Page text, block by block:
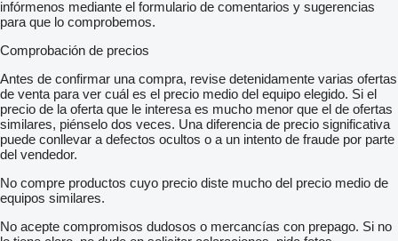
infórmenos mediante el formulario de comentarios y sugerencias
para que lo comprobemos.
Comprobación de precios
Antes de confirmar una compra, revise detenidamente varias ofertas
de venta para ver cuál es el precio medio del equipo elegido. Si el
precio de la oferta que le interesa es mucho menor que el de ofertas
similares, piénselo dos veces. Una diferencia de precio significativa
puede conllevar a defectos ocultos o a un intento de fraude por parte
del vendedor.
No compre productos cuyo precio diste mucho del precio medio de
equipos similares.
No acepte compromisos dudosos o mercancías con prepago. Si no